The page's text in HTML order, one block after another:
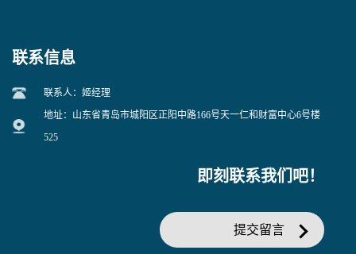
联系信息
联系人：姬经理
地址：山东省青岛市城阳区正阳中路166号天一仁和财富中心6号楼
525
即刻联系我们吧！
提交留言